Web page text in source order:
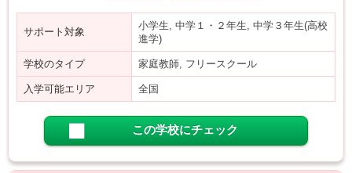
サポート対象
小学生, 中学１・２年生, 中学３年生(高校
進学)
学校のタイプ 家庭教師, フリースクール
入学可能エリア 全国
この学校にチェック